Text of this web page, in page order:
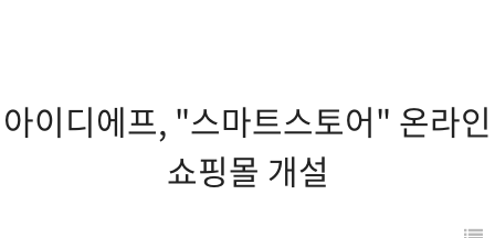
아이디에프, "스마트스토어" 온라인
쇼핑몰 개설